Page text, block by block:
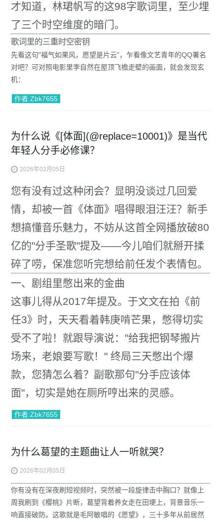
才知道，林珺帆写的这98字歌词里，至少埋
了三个时空维度的暗门。
歌词里的三重时空密钥
先看这句"福气如果风，愿望是片云"，乍看像文艺青年的QQ署名
对吧？可对照电影里李自然在屋顶飞檐走壁的画面，就会发现玄
机：
作者:Zbk7655
为什么说《[体面](@replace=10001)》是当代
年轻人分手必修课？
2026年02月05日
您有没有过这种闭会？显明没谈过几回爱
情，却被一首《体面》唱得眼泪汪汪？新手
想搞懂音乐魅力，不妨从这首全网播放破80
亿的"分手圣歌"提及——今儿咱们就掰开揉
碎了唠，保准您听完想给前任发个表情包。
一、剧组里憋出来的金曲
这事儿得从2017年提及。于文文在拍《前
任3》时，天天看着韩庚啃芒果，憋得切实
受不了啦！就跟导演说："给我把钢琴搬片
场来，老娘要写歌！" 终局三天憋出个爆
款，您猜怎么着？副歌那句"分手应该体
面"，切实是她在厕所哼出来的灵感。
作者:Zbk7655
为什么葛望的主题曲让人一听就哭？
2026年02月05日
你有没有在深夜刷短视频时，突然被一段旋律击中胸口？就像上
周我刷到《樱桃》片断，葛望背着养女走在田埂上，背景音乐一
响直接破防。这歌就是毛阿敏唱的《愿望》，三十多年从前居然